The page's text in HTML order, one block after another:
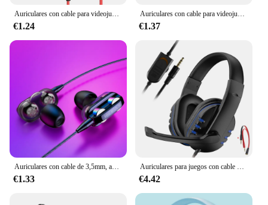
Auriculares con cable para videojuegos, cascos con micrófono para Pubg, PS4, CSGO, teléfono, tableta, portátil, juego Universal, novedad
€1.24
Auriculares con cable para videojuegos, cascos con micrófono para Pubg, PS4, CSGO, Casque, teléfono, tableta, portátil, herramienta de juego Universal
€1.37
€1.33 €4.42